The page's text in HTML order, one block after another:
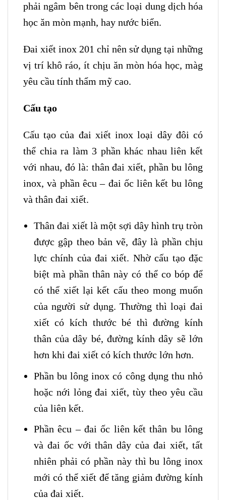
phải ngâm bên trong các loại dung dịch hóa
học ăn mòn mạnh, hay nước biển.
Đai xiết inox 201 chỉ nên sử dụng tại những
vị trí khô ráo, ít chịu ăn mòn hóa học, màg
yêu cầu tính thẩm mỹ cao.
Cấu tạo
Cấu tạo của đai xiết inox loại dây đôi có
thể chia ra làm 3 phần khác nhau liên kết
với nhau, đó là: thân đai xiết, phần bu lông
inox, và phần êcu – đai ốc liên kết bu lông
và thân đai xiết.
Thân đai xiết là một sợi dây hình trụ tròn
được gập theo bản vẽ, đây là phần chịu
lực chính của đai xiết. Nhờ cấu tạo đặc
biệt mà phần thân này có thể co bóp để
có thể xiết lại kết cấu theo mong muốn
của người sử dụng. Thường thì loại đai
xiết có kích thước bé thì đường kính
thân của dây bé, đường kính dây sẽ lớn
hơn khi đai xiết có kích thước lớn hơn.
Phần bu lông inox có công dụng thu nhỏ
hoặc nới lỏng đai xiết, tùy theo yêu cầu
của liên kết.
Phần êcu – đai ốc liên kết thân bu lông
và đai ốc với thân dây của đai xiết, tất
nhiên phải có phần này thì bu lông inox
mới có thể xiết để tăng giảm đường kính
của đai xiết.